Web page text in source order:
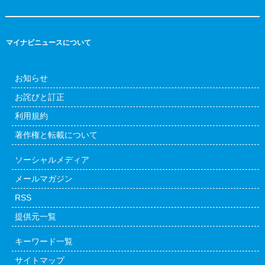
マイナビニュースについて
お知らせ
お詫びと訂正
利用規約
著作権と転載について
ソーシャルメディア
メールマガジン
RSS
提供元一覧
キーワード一覧
サイトマップ